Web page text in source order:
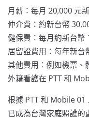
月薪：每月 20,000 元
仲介費：約新台幣
健保費：每月約新台幣
居留證費用：每年新台
其他費用：例如機票、
外籍看護在 PTT 和
根據 PTT 和 Mobile
已成為台灣家庭照護的